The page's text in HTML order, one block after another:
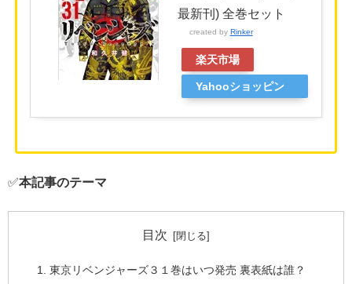
最新刊) 全巻セット
created by Rinker
楽天市場
Yahooショッピン
✅本記事のテーマ
目次
東京リベンジャーズ３１巻はいつ発売 裏表紙は誰？